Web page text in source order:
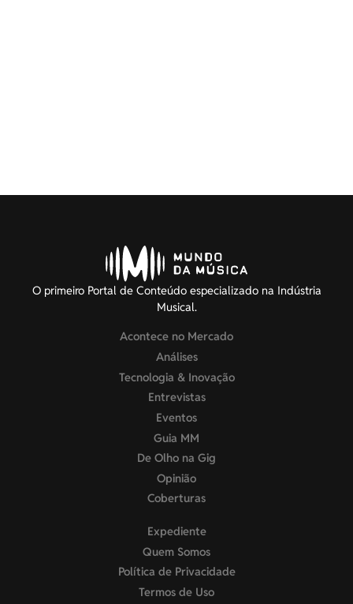
O primeiro Portal de Conteúdo especializado na Indústria
Musical.
Acontece no Mercado
Análises
Tecnologia & Inovação
Entrevistas
Eventos
Guia MM
De Olho na Gig
Opinião
Coberturas
Expediente
Quem Somos
Política de Privacidade
Termos de Uso